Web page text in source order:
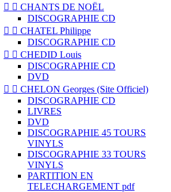
  CHANTS DE NOËL
DISCOGRAPHIE CD
  CHATEL Philippe
DISCOGRAPHIE CD
  CHEDID Louis
DISCOGRAPHIE CD
DVD
  CHELON Georges (Site Officiel)
DISCOGRAPHIE CD
LIVRES
DVD
DISCOGRAPHIE 45 TOURS
VINYLS
DISCOGRAPHIE 33 TOURS
VINYLS
PARTITION EN
TELECHARGEMENT pdf